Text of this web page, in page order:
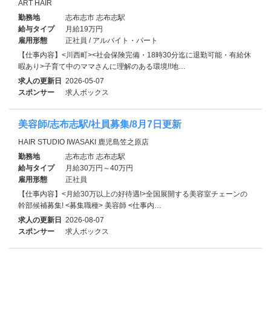
ART HAIR
勤務地
志布志市 志布志駅
給与タイプ
月給19万円
雇用形態
正社員 / アルバイト・パート
【仕事内容】<川西町><社会保険完備・18時30分迄に退勤可能・有給休
暇あり>子育て中のママさんに理解のある環境!!地…
求人の更新日 2026-05-07
スポンサー
求人ボックス
美容師/志布志駅/社員募集/8月7日更新
HAIR STUDIO IWASAKI 鹿児島笠之原店
勤務地
志布志市 志布志駅
給与タイプ
月給30万円～40万円
雇用形態
正社員
【仕事内容】<月給30万以上の好待遇!>全国展開する美容室チェーンの
幹部候補募集! <募集職種> 美容師 <仕事内…
求人の更新日 2026-08-07
スポンサー
求人ボックス